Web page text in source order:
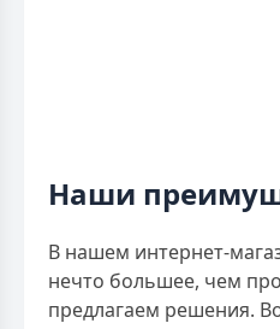
Наши
В нашем интернет-
нечто большее, чем
предлагаем решения.